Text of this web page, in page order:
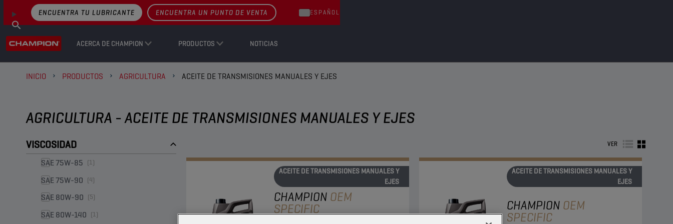
ACERCA DE CHAMPION PRODUCTOS NOTICIAS
ENCUENTRA TU LUBRICANTE ENCUENTRA UN PUNTO DE VENTA ESPAÑOL
INICIO PRODUCTOS AGRICULTURA ACEITE DE TRANSMISIONES MANUALES Y EJES
AGRICULTURA - ACEITE DE TRANSMISIONES MANUALES Y EJES
VISCOSIDAD
SAE 75W-85 (1)
SAE 75W-90 (4)
SAE 80W-90 (5)
SAE 80W-140 (1)
VER
ACEITE DE TRANSMISIONES MANUALES Y
EJES
CHAMPION OEM
SPECIFIC
ACEITE DE TRANSMISIONES MANUALES Y
EJES
CHAMPION OEM
SPECIFIC